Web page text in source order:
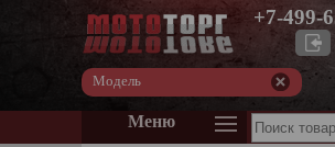
+7-499-
Модель
Меню